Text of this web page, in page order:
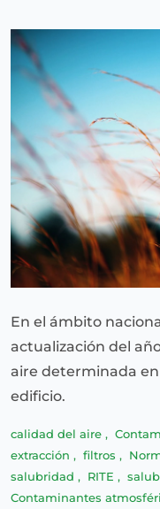
En el ámbito
actualización del
aire determinada
edificio.
calidad del aire ,
extracción , filtros ,
salubridad , RITE ,
Contaminantes